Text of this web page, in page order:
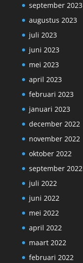
september 2023
augustus 2023
juli 2023
juni 2023
mei 2023
april 2023
februari 2023
januari 2023
december 2022
november 2022
oktober 2022
september 2022
juli 2022
juni 2022
mei 2022
april 2022
maart 2022
februari 2022